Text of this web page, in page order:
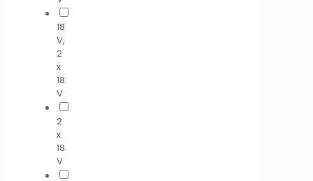
18
V,
2
x
18
V
2
x
18
V